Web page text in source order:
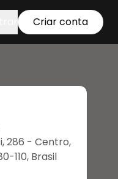
Criar conta
286 - Centro,
110, Brasil